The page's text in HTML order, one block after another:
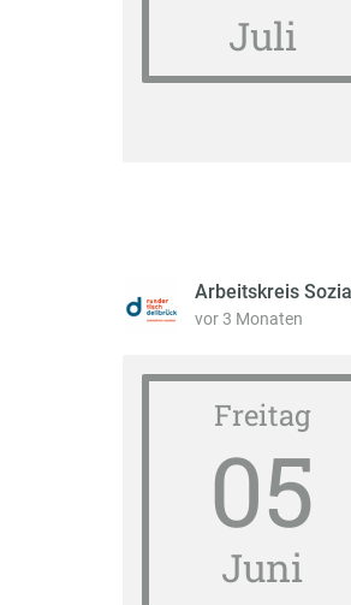
Juli
Arbeitskreis
vor 3 Monaten
Freitag
05
Juni